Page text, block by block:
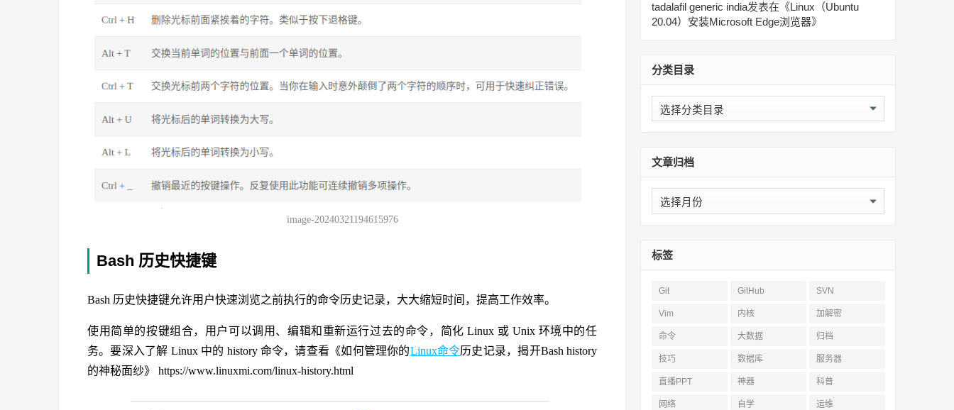
image-20240321194615976
Bash 历史快捷键
Bash 历史快捷键允许用户快速浏览之前执行的命令历史记录，大大缩短时间，提高工作效率。
使用简单的按键组合，用户可以调用、编辑和重新运行过去的命令，简化 Linux 或 Unix 环境中的任
务。要深入了解 Linux 中的 history 命令，请查看《如何管理你的Linux命令历史记录，揭开Bash history
的神秘面纱》 https://www.linuxmi.com/linux-history.html
tadalafil generic india发表在《Linux（Ubuntu
20.04）安装Microsoft Edge浏览器》
分类目录
分
类
文章归档
文
章
标签
Git GitHub SVN
Vim 内核 加解密
命令 大数据 归档
技巧 数据库 服务器
直播PPT 神器 科普
网络 自学 运维